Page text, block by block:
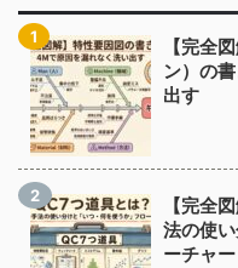
【完全
ン）の
出す
【完全
法の使
ーチャー